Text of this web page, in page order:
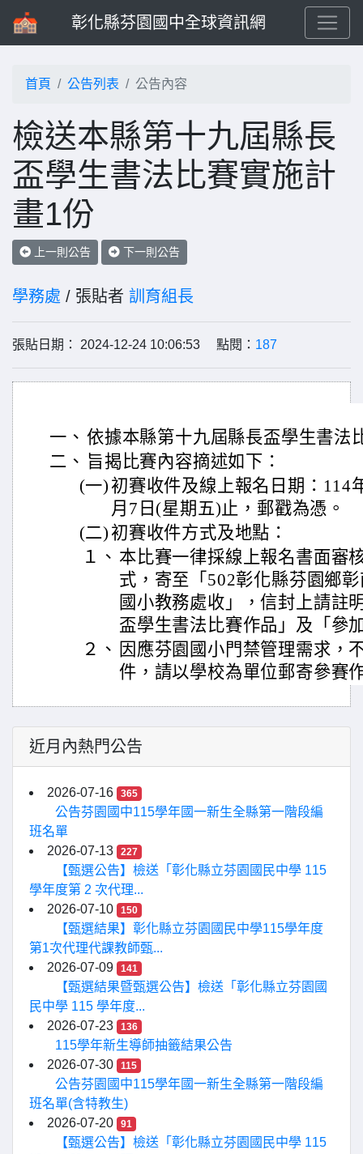
彰化縣芬園國中全球資訊網
首頁 公告列表 公告內容
檢送本縣第十九屆縣長
盃學生書法比賽實施計
畫1份
上一則公告 下一則公告
學務處 / 張貼者 訓育組長
張貼日期： 2024-12-24 10:06:53 點閱： 187
一、 依據本縣第十九屆縣長盃學生書法
二、 旨揭比賽內容摘述如下：
(一) 初賽收件及線上報名日期：114
月7日(星期五)止，郵戳為憑。
(二) 初賽收件方式及地點：
１、 本比賽一律採線上報名書面審
式，寄至「502彰化縣芬園鄉
國小教務處收」，信封上請註
盃學生書法比賽作品」及「參
２、 因應芬園國小門禁管理需求，
件，請以學校為單位郵寄參賽
近月內熱門公告
2026-07-16 365
公告芬園國中115學年國一新生全縣第一階段編
班名單
2026-07-13
227
【甄選公告】檢送「彰化縣立芬園國民中學 115
學年度第 2 次代理...
2026-07-10
150
【甄選結果】彰化縣立芬園國民中學115學年度
第1次代理代課教師甄...
2026-07-09
141
【甄選結果暨甄選公告】檢送「彰化縣立芬園國
民中學 115 學年度...
2026-07-23
136
115學年新生導師抽籤結果公告
2026-07-30
115
公告芬園國中115學年國一新生全縣第一階段編
班名單(含特教生)
2026-07-20
91
【甄選公告】檢送「彰化縣立芬園國民中學 115